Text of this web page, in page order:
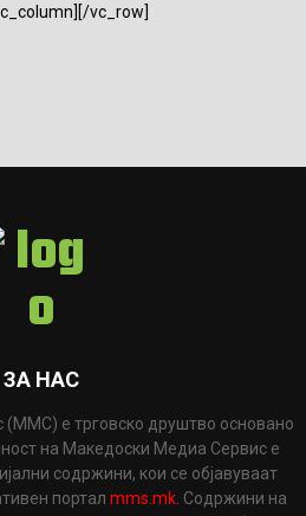
vc_row]
ЗА НАС
е трговско друштво основано
на Македоски Медиа Сервис е
содржини, кои се објавуваат
портал mms.mk . Содржини на